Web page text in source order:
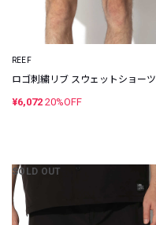
REEF
ロゴ刺繍リブ スウェットショーツ
¥6,072 20%OFF
SOLD OUT